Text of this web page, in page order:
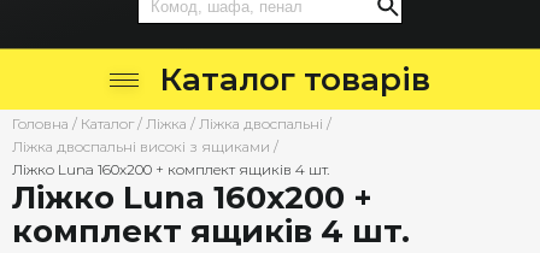
Каталог товарів
Головна / Каталог / Ліжка / Ліжка двоспальні /
Ліжка двоспальні високі з ящиками /
Ліжко Luna 160х200 + комплект ящиків 4 шт.
Ліжко Luna 160х200 +
комплект ящиків 4 шт.